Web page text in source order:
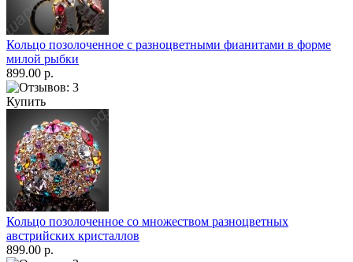
Кольцо позолоченное с разноцветными фианитами в форме
милой рыбки
899.00 р.
Купить
Кольцо позолоченное со множеством разноцветных
австрийских кристаллов
899.00 р.